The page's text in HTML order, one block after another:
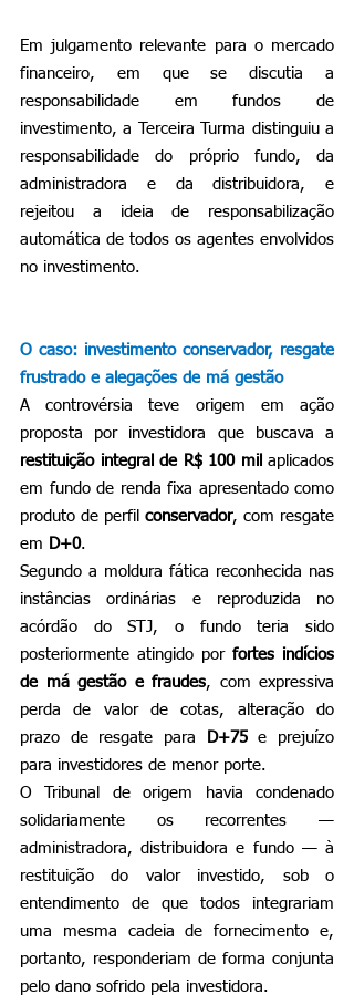
Em julgamento relevante para o mercado
financeiro, em que se discutia a
responsabilidade em fundos de
investimento, a Terceira Turma distinguiu a
responsabilidade do próprio fundo, da
administradora e da distribuidora, e
rejeitou a ideia de responsabilização
automática de todos os agentes envolvidos
no investimento.
O caso: investimento conservador, resgate
frustrado e alegações de má gestão
A controvérsia teve origem em ação
restituição integral de R$ 100 mil aplicados
em fundo de renda fixa apresentado como
produto de perfil conservador, com resgate
em D+0.
Segundo a moldura fática reconhecida nas
instâncias ordinárias e reproduzida no
acórdão do STJ, o fundo teria sido
posteriormente atingido por fortes indícios
de má gestão e fraudes, com expressiva
perda de valor de cotas, alteração do
prazo de resgate para
D+75 e prejuízo
para investidores de menor porte.
O Tribunal de origem havia condenado
solidariamente os recorrentes —
administradora, distribuidora e fundo — à
restituição do valor investido, sob o
entendimento de que todos integrariam
uma mesma cadeia de fornecimento e,
portanto, responderiam de forma conjunta
pelo dano sofrido pela investidora.